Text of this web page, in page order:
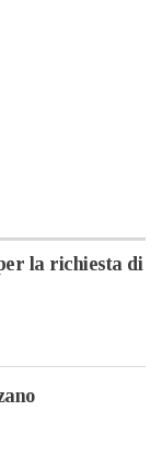
la richiesta di